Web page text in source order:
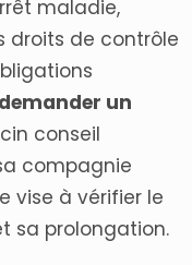
maladie,
droits de contrôle
un
conseil
compagnie
vise à vérifier le
sa prolongation.